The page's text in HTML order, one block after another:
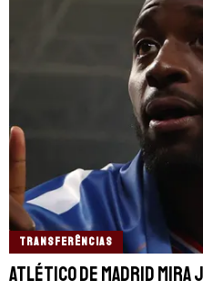
TRANSFERÊNCIAS
Atlético de Madrid mira